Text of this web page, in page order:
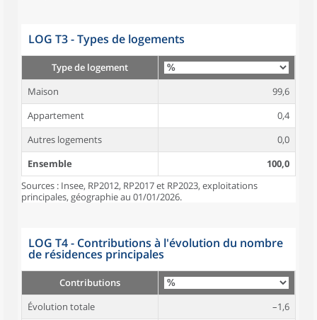
LOG T3 - Types de logements
Type de logement
Maison
99,6
Appartement
0,4
Autres logements
0,0
Ensemble
100,0
Sources : Insee, RP2012, RP2017 et RP2023, exploitations
principales, géographie au 01/01/2026.
LOG T4 - Contributions à l'évolution du nombre
de résidences principales
Contributions
Évolution totale
–1,6